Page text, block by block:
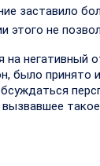
заставило
этого не
на негативный
было принято
вызвавшее